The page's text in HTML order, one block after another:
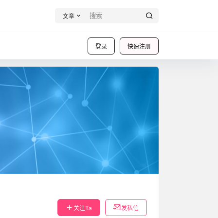
文章
登录 快速注册
关注Ta 发私信